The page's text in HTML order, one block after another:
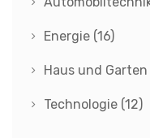
Energie (16)
Haus und Garten
Technologie (12)